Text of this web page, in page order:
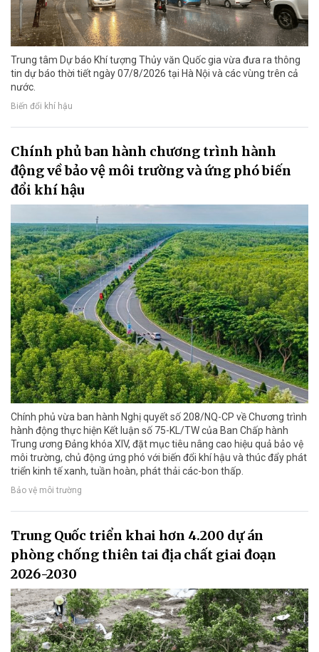
Trung tâm Dự báo Khí tượng Thủy văn Quốc gia vừa đưa ra thông
tin dự báo thời tiết ngày 07/8/2026 tại Hà Nội và các vùng trên cả
nước.
Biến đổi khí hậu
Chính phủ ban hành chương trình hành
động về bảo vệ môi trường và ứng phó biến
đổi khí hậu
Chính phủ vừa ban hành Nghị quyết số 208/NQ-CP về Chương trình
hành động thực hiện Kết luận số 75-KL/TW của Ban Chấp hành
Trung ương Đảng khóa XIV, đặt mục tiêu nâng cao hiệu quả bảo vệ
môi trường, chủ động ứng phó với biến đổi khí hậu và thúc đẩy phát
triển kinh tế xanh, tuần hoàn, phát thải các-bon thấp.
Bảo vệ môi trường
Trung Quốc triển khai hơn 4.200 dự án
phòng chống thiên tai địa chất giai đoạn
2026-2030